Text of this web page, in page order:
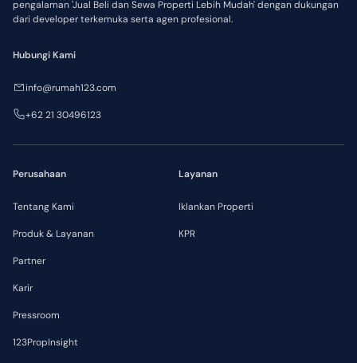
pengalaman 'Jual Beli dan Sewa Properti Lebih Mudah' dengan dukungan
dari developer terkemuka serta agen profesional.
Perusahaan
Tentang Kami
Produk & Layanan
Partner
Karir
Pressroom
123PropInsight
Layanan
Iklankan Properti
KPR
Hubungi Kami
info@rumah123.com
+62 21 30496123